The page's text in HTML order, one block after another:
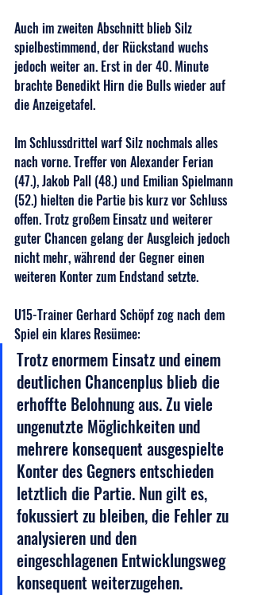
Auch im zweiten Abschnitt blieb Silz
spielbestimmend, der Rückstand wuchs
jedoch weiter an. Erst in der 40. Minute
brachte Benedikt Hirn die Bulls wieder auf
die Anzeigetafel.
Im Schlussdrittel warf Silz nochmals alles
nach vorne. Treffer von Alexander Ferian
(47.), Jakob Pall (48.) und Emilian Spielmann
(52.) hielten die Partie bis kurz vor Schluss
offen. Trotz großem Einsatz und weiterer
guter Chancen gelang der Ausgleich jedoch
nicht mehr, während der Gegner einen
weiteren Konter zum Endstand setzte.
U15-Trainer Gerhard Schöpf zog nach dem
Spiel ein klares Resümee:
Trotz enormem Einsatz und einem
deutlichen Chancenplus blieb die
erhoffte Belohnung aus. Zu viele
ungenutzte Möglichkeiten und
mehrere konsequent ausgespielte
Konter des Gegners entschieden
letztlich die Partie. Nun gilt es,
fokussiert zu bleiben, die Fehler zu
analysieren und den
eingeschlagenen Entwicklungsweg
konsequent weiterzugehen.